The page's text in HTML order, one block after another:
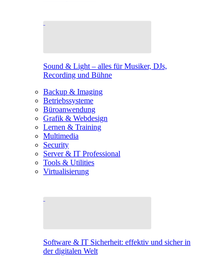
Sound & Light – alles für Musiker, DJs,
Recording und Bühne
Backup & Imaging
Betriebssysteme
Büroanwendung
Grafik & Webdesign
Lernen & Training
Multimedia
Security
Server & IT Professional
Tools & Utilities
Virtualisierung
Software & IT Sicherheit: effektiv und sicher in
der digitalen Welt